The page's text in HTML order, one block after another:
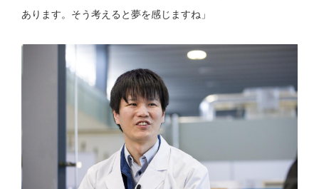
あります。そう考えると夢を感じますね」